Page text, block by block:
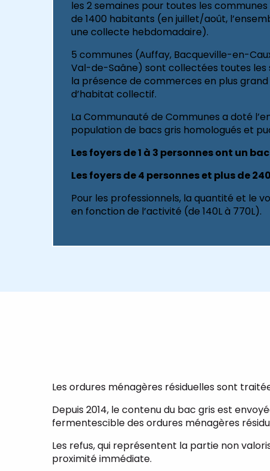
les 2 semaines pour toutes les
de 1400 habitants (en juillet/août,
une collecte hebdomadaire).
5 communes (Auffay, Bacqueville-en-
Val-de-Saâne) sont collectées toutes les
la présence de commerces en plus
d’habitat collectif.
La Communauté de Communes a doté
population de bacs gris homologués et
Les foyers de 1 à 3 personnes ont un bac
Les foyers de 4 personnes et plus de
Pour les professionnels, la quantité et le
en fonction de l’activité (de 140L à 770L).
Les ordures ménagères résiduelles sont
Depuis 2014, le contenu du bac gris est
fermentescible des ordures ménagères
Les refus, qui représentent la partie non
proximité immédiate.